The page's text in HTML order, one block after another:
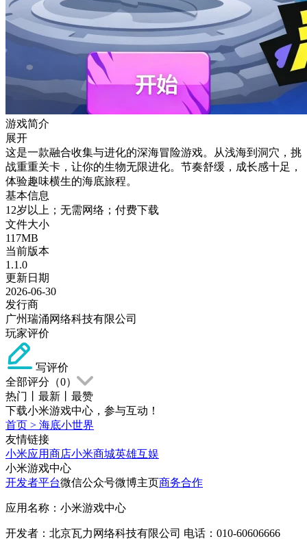
游戏简介
展开
这是一款融合收集与进化的深海冒险游戏。从浅海到洞穴，挑
战重重关卡，让你的生物无限进化。节奏舒缓，成长感十足，
体验趣味横生的海底旅程。
基本信息
12岁以上；无需网络；付费下载
文件大小
117MB
当前版本
1.1.0
更新日期
2026-06-30
发行商
广州瑞涌网络科技有限公司
玩家评价
写评价
全部评分（0）
热门
最新
最赞
下载小米游戏中心，参与互动！
首页 > 海底小世界
友情链接
小米应用商店小米商城英雄互娱
小米游戏中心
开发者平台微信公众号微博主页商务合作
应用名称：小米游戏中心
开发者：北京瓦力网络科技有限公司 电话：010-60606666